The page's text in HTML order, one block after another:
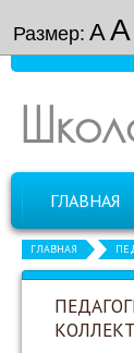
Размер: АА
ГЛАВНАЯ
ГЛАВНАЯ